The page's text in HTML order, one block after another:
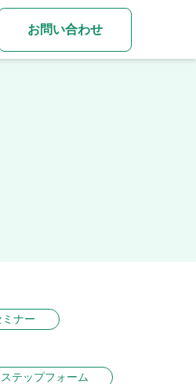
お問い合わせ
ミナー
ステップフォーム